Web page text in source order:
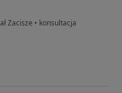
Zacisze • konsultacja